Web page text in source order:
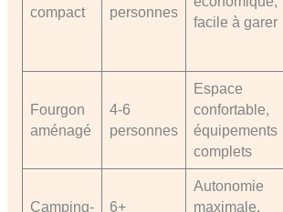
compact personnes
facile à garer
Fourgon
aménagé
4-6
personnes
Espace
confortable,
équipements
complets
Camping-
6+
Autonomie
maximale,